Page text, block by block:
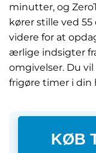
minutter, og
kører stille ved
videre for at
ærlige indsigter
omgivelser. Du
frigøre timer i din
KØB